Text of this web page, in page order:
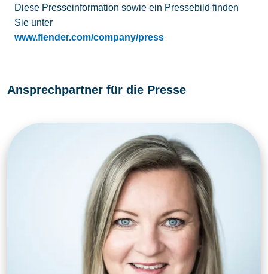
Diese Presseinformation sowie ein Pressebild finden
Sie unter
www.flender.com/company/press
Ansprechpartner für die Presse